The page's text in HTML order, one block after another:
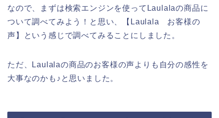
なので、まずは検索エンジンを使ってLaulalaの商品に
ついて調べてみよう！と思い、【Laulala お客様の
声】という感じで調べてみることにしました。
ただ、Laulalaの商品のお客様の声よりも自分の感性を
大事なのかも♪と思いました。